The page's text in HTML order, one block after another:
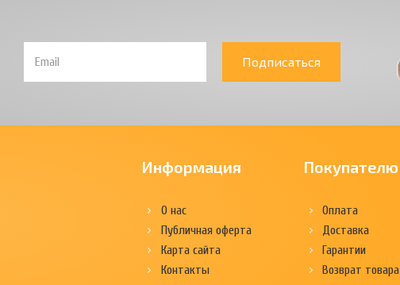
Подписаться
Информация
О нас
Публичная оферта
Карта сайта
Контакты
Покупателю
Оплата
Доставка
Гарантии
Возврат товара